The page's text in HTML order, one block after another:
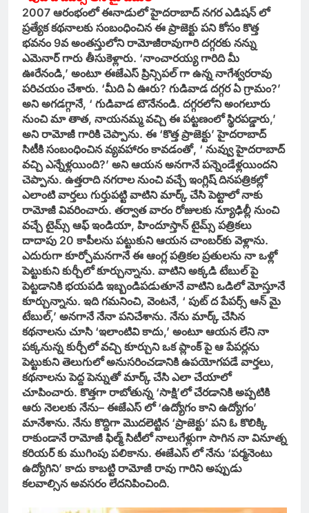
2007 ఆరంభంలో ఈనాడులో హైదరాబాద్‌ నగర ఎడిషన్‌ లో
ప్రత్యేక కథనాలకు సంబంధించిన ఈ ప్రాజెక్టు పని కోసం కొత్త
భవనం 9వ అంతస్తులోని రామోజీరావుగారి దగ్గరకు నన్ను
ఎమెనార్‌ గారు తీసుకెళ్లారు. ‘నాంచారయ్య గారిది మీ
ఊరేనండి,’ అంటూ ఈజేఎస్‌ ప్రిన్సిపల్‌ గా ఉన్న నాగేశ్వరరావు
పరిచయం చేశారు. ‘మీది ఏ ఊరు? గుడివాడ దగ్గర ఏ గ్రామం?’
అని అగడగ్గానే, ‘ గుడివాడ టౌనేనండి. దగ్గరలోని అంగలూరు
నుంచి మా తాత, నాయనమ్మ వచ్చి ఈ పట్టణంలో స్థిరపడ్డారు,’
అని రామోజీ గారికి చెప్పాను. ఈ ‘కొత్త ప్రాజెక్టు’ హైదరాబాద్‌
సిటీకి సంబంధించిన వ్యవహారం కావడంతో, ‘ నువ్వు హైదరాబాద్‌
వచ్చి ఎన్నేళ్లయింది?’ అని ఆయన అనగానే పన్నెండేళ్లయిందని
చెప్పాను. ఉత్తరాది నగరాల నుంచి వచ్చే ఇంగ్లిష్‌ దినపత్రికల్లో
ఎలాంటి వార్తలు గుర్తుపట్టి వాటిని మార్క్‌ చేసి పెట్టాలో నాకు
రామోజీ వివరించారు. తర్వాత వారం రోజులకు న్యూఢిల్లీ నుంచి
వచ్చే టైమ్స్‌ ఆఫ్‌ ఇండియా, హిందూస్తాన్‌ టైమ్స్‌ పత్రికలు
దాదాపు 20 కాపీలను పట్టుకుని ఆయన చాంబర్‌కు వెళ్లాను.
ఎదురుగా కూర్చోమనగానే ఈ ఆంగ్ల పత్రికల ప్రతులను నా ఒళ్లో
పెట్టుకుని కుర్చీలో కూర్చున్నాను. వాటిని అక్కడి టేబుల్ పై
పెట్టడానికి భయపడి ఇబ్బండిపడుతూనే వాటిని ఒడిలో మోస్తూనే
కూర్చున్నాను. ఇది గమనించి, వెంటనే, ‘ పుట్‌ ద పేపర్స్‌ ఆన్‌ మై
టేబుల్,’ అనగానే నేనా పనిచేశాను. నేను మార్క్‌ చేసిన
కథనాలను చూసి ‘ఇలాంటివి కాదు,’ అంటూ ఆయన లేని నా
పక్కనున్న కుర్చీలో వచ్చి కూర్చుని ఒక ప్లాంక్‌ పై ఆ పేపర్లను
పెట్టుకుని తెలుగులో అనుసరించడానికి ఉపయోగపడే వార్తలు,
కథనాలను పెద్ద పెన్నుతో మార్క్‌ చేసి ఎలా చేయాలో
చూపించారు. కొత్తగా రాబోతున్న ‘సాక్షి’లో చేరడానికి అప్పటికి
ఆరు నెలలకు నేను– ఈజేఎస్‌ లో ‘ఉద్యోగం కాని ఉద్యోగం’
మానేశాను. నేను కొద్దిగా మొదలెట్టిన ‘ప్రాజెక్టు’ పని ఓ కొలిక్కి
రాకుండానే రామోజీ ఫిల్మ్‌ సిటీలో నాలుగేళ్లుగా సాగిన నా వినూత్న
కరియర్‌ కు ముగింపు పలికాను. ఈజేఎస్‌ లో నేను ‘పర్మనెంటు
ఉద్యోగిని’ కాదు కాబట్టి రామోజీ రావు గారిని అప్పుడు
కలవాల్సిన అవసరం లేదనిపించింది.